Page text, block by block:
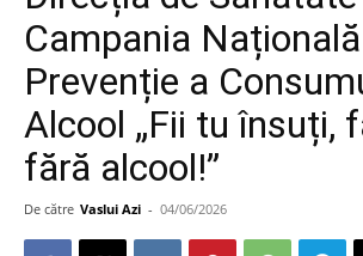
Campania
Prevenție a
Alcool „Fii tu însuți,
fără alcool!”
De către Vaslui Azi - 04/06/2026